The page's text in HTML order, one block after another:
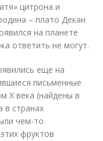
цитрона и
– плато Декан
на планете
ответить не могут.
еще на
письменные
Х века (найдены в
в странах
чем-то
фруктов